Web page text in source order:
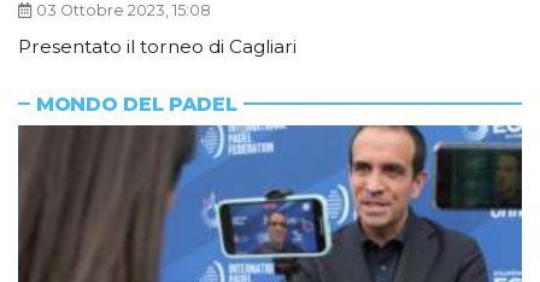
03 Ottobre 2023, 15:08
Presentato il torneo di Cagliari
MONDO DEL PADEL